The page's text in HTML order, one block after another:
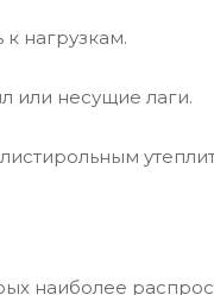
к нагрузкам.
или несущие лаги.
наиболее